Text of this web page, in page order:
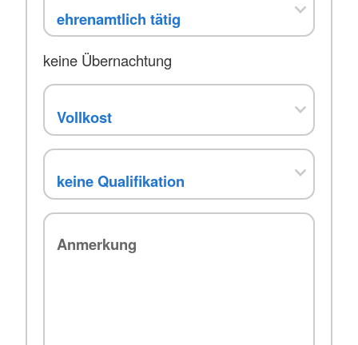
keine Übernachtung